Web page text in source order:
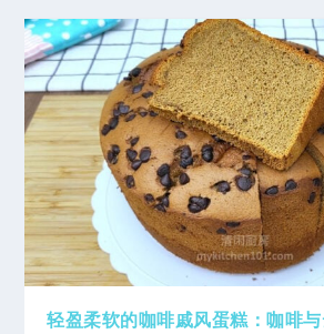
轻盈柔软的咖啡戚风蛋糕：咖啡